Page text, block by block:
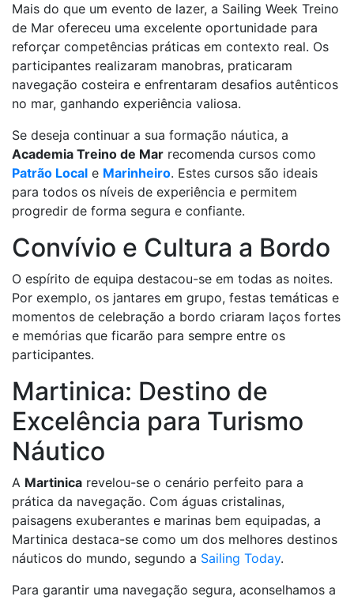
Mais do que um evento de lazer, a Sailing Week Treino
de Mar ofereceu uma excelente oportunidade para
reforçar competências práticas em contexto real. Os
participantes realizaram manobras, praticaram
navegação costeira e enfrentaram desafios autênticos
no mar, ganhando experiência valiosa.
Se deseja continuar a sua formação náutica, a
Academia Treino de Mar recomenda cursos como
Patrão Local e Marinheiro. Estes cursos são ideais
para todos os níveis de experiência e permitem
progredir de forma segura e confiante.
Convívio e Cultura a Bordo
O espírito de equipa destacou-se em todas as noites.
Por exemplo, os jantares em grupo, festas temáticas e
momentos de celebração a bordo criaram laços fortes
e memórias que ficarão para sempre entre os
participantes.
Martinica: Destino de
Excelência para Turismo
Náutico
A Martinica revelou-se o cenário perfeito para a
prática da navegação. Com águas cristalinas,
paisagens exuberantes e marinas bem equipadas, a
Martinica destaca-se como um dos melhores destinos
náuticos do mundo, segundo a Sailing Today.
Para garantir uma navegação segura, aconselhamos a